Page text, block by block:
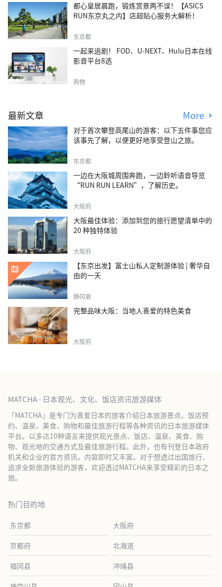
都心皇居晨跑，锻炼赏景两不误！【ASICS
RUN东京丸之内】店超贴心服务大解析！
东京都
一起来追剧！ FOD、U-NEXT、Hulu日本在线
影音平台8选
购物
最新文章 More
对于首次攀登高尾山的游客：以下五件事您应
该事先了解，以便更好地享受登山之旅。
东京都
一边在大阪城周围奔跑，一边聆听语音导览
“RUN RUN LEARN”，了解历史。
大阪府
大阪最佳体验：添加到您的旅行愿望清单中的
20 种独特体验
大阪府
【东京出发】富士山私人定制游体验 | 奢华自
由的一天
静冈县
完整品味大阪：当地人喜爱的特色美食
大阪府
MATCHA - 日本观光、文化、饭店资讯旅游媒体
「MATCHA」是专门为喜爱日本的旅客介绍日本旅游景点、饭店预
约、温泉、美食、购物和最佳旅游行程等各种资讯的日本旅游媒体
平台。以多达10种语言来提供观光景点、饭店、温泉、美食、购
物、观光地的交通方式及最佳旅游行程。此外，也有刊登日本政府
机关和企业的官方资讯，内容即时又丰富。对于想透过出国旅行、
追求全新旅游体验的游客，欢迎透过MATCHA来享受精彩的日本之
旅。
热门目的地
东京都 大阪府
京都府 北海道
福冈县 冲绳县